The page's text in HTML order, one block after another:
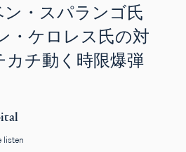
ン・スパランゴ氏
・ケロレス氏の対
カチ動く時限爆弾
listen